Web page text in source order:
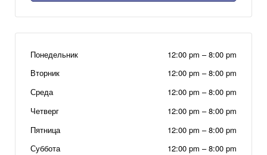
Понедельник 12:00 pm –8:00 pm
Вторник
12:00 pm –8:00 pm
Среда
12:00 pm –8:00 pm
Четверг
12:00 pm –8:00 pm
Пятница
12:00 pm –8:00 pm
Суббота
12:00 pm –8:00 pm